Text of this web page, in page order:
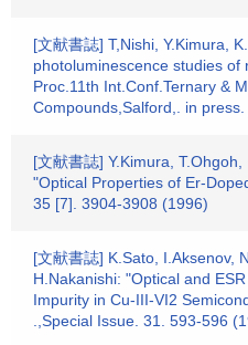
[文献書誌] T,Nishi, Y.Kimura,
photoluminescence studies
Proc.11th Int.Conf.Ternary &
Compounds,Salford,. in
[文献書誌] Y.Kimura,
"Optical Properties of Er-
35 [7]. 3904-3908 (1996)
[文献書誌] K.Sato, I.Aksenov,
H.Nakanishi: "Optical and
Impurity in Cu-III-VI2
.,Special Issue. 31. 593-596